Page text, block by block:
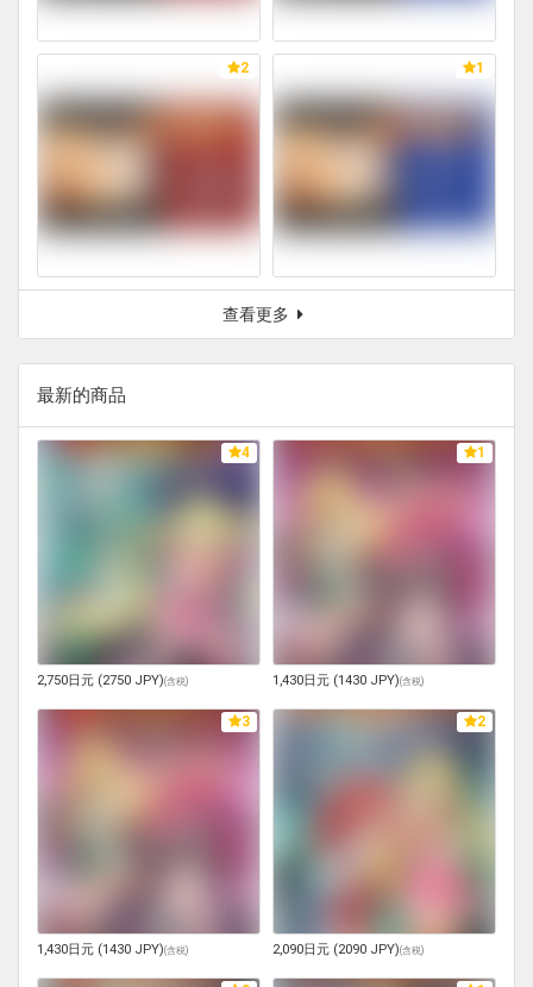
2 1
查看更多
最新的商品
4
2,750日元 (2750 JPY)(含税)
1
1,430日元 (1430 JPY)(含税)
3
1,430日元 (1430 JPY)(含税)
2
2,090日元 (2090 JPY)(含税)